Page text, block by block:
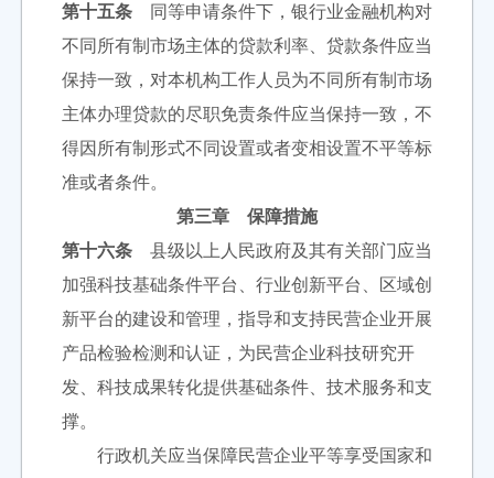
第十五条 同等申请条件下，银行业金融机构对
不同所有制市场主体的贷款利率、贷款条件应当
保持一致，对本机构工作人员为不同所有制市场
主体办理贷款的尽职免责条件应当保持一致，不
得因所有制形式不同设置或者变相设置不平等标
准或者条件。
第三章 保障措施
第十六条 县级以上人民政府及其有关部门应当
加强科技基础条件平台、行业创新平台、区域创
新平台的建设和管理，指导和支持民营企业开展
产品检验检测和认证，为民营企业科技研究开
发、科技成果转化提供基础条件、技术服务和支
撑。
行政机关应当保障民营企业平等享受国家和